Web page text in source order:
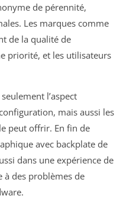
de pérennité,
Les marques comme
de la qualité de
priorité, et les utilisateurs
l’aspect
mais aussi les
peut offrir. En fin de
avec backplate de
dans une expérience de
des problèmes de